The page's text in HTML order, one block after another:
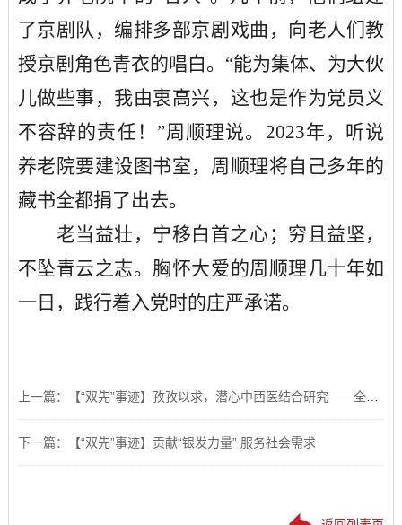
了京剧队，编排多部京剧戏曲，向老人们教
授京剧角色青衣的唱白。“能为集体、为大伙
儿做些事，我由衷高兴，这也是作为党员义
不容辞的责任！”周顺理说。2023年，听说
养老院要建设图书室，周顺理将自己多年的
藏书全都捐了出去。
老当益壮，宁移白首之心；穷且益坚，
不坠青云之志。胸怀大爱的周顺理几十年如
一日，践行着入党时的庄严承诺。
上一篇：【“双先”事迹】孜孜以求，潜心中西医结合研究——全国离退休干部先进个人、中国工程院院士、原天津医学院名誉院长吴咸中
下一篇：【“双先”事迹】贡献“银发力量” 服务社会需求